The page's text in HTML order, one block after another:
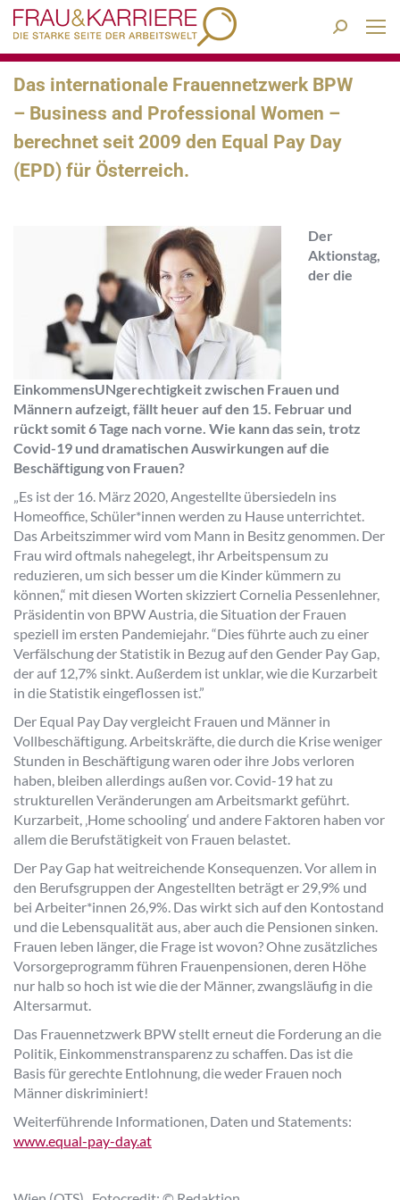
Search:
Das internationale Frauennetzwerk BPW
– Business and Professional Women –
berechnet seit 2009 den Equal Pay Day
(EPD) für Österreich.
Der
Aktionstag,
der die
EinkommensUNgerechtigkeit zwischen Frauen und
Männern aufzeigt, fällt heuer auf den 15. Februar und
rückt somit 6 Tage nach vorne. Wie kann das sein, trotz
Covid-19 und dramatischen Auswirkungen auf die
Beschäftigung von Frauen?
„Es ist der 16. März 2020, Angestellte übersiedeln ins
Homeoffice, Schüler*innen werden zu Hause unterrichtet.
Das Arbeitszimmer wird vom Mann in Besitz genommen. Der
Frau wird oftmals nahegelegt, ihr Arbeitspensum zu
reduzieren, um sich besser um die Kinder kümmern zu
können,“ mit diesen Worten skizziert Cornelia Pessenlehner,
Präsidentin von BPW Austria, die Situation der Frauen
speziell im ersten Pandemiejahr. “Dies führte auch zu einer
Verfälschung der Statistik in Bezug auf den Gender Pay Gap,
der auf 12,7% sinkt. Außerdem ist unklar, wie die Kurzarbeit
in die Statistik eingeflossen ist.”
Der Equal Pay Day vergleicht Frauen und Männer in
Vollbeschäftigung. Arbeitskräfte, die durch die Krise weniger
Stunden in Beschäftigung waren oder ihre Jobs verloren
haben, bleiben allerdings außen vor. Covid-19 hat zu
strukturellen Veränderungen am Arbeitsmarkt geführt.
Kurzarbeit, ‚Home schooling‘ und andere Faktoren haben vor
allem die Berufstätigkeit von Frauen belastet.
Der Pay Gap hat weitreichende Konsequenzen. Vor allem in
den Berufsgruppen der Angestellten beträgt er 29,9% und
bei Arbeiter*innen 26,9%. Das wirkt sich auf den Kontostand
und die Lebensqualität aus, aber auch die Pensionen sinken.
Frauen leben länger, die Frage ist wovon? Ohne zusätzliches
Vorsorgeprogramm führen Frauenpensionen, deren Höhe
nur halb so hoch ist wie die der Männer, zwangsläufig in die
Altersarmut.
Das Frauennetzwerk BPW stellt erneut die Forderung an die
Politik, Einkommenstransparenz zu schaffen. Das ist die
Basis für gerechte Entlohnung, die weder Frauen noch
Männer diskriminiert!
Weiterführende Informationen, Daten und Statements:
www.equal-pay-day.at